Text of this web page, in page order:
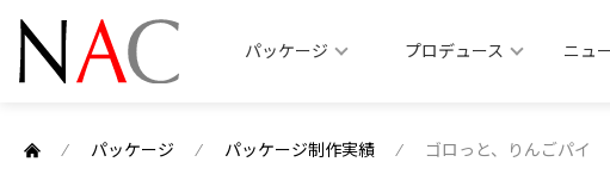
パッケージ プロデュース ニュ
⁄ パッケージ ⁄ パッケージ制作実績 ⁄ ゴロっと、りんごパイ